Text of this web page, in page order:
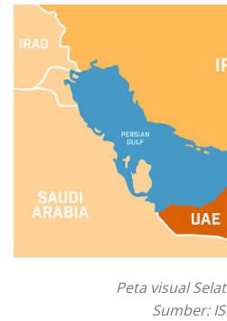
Peta visual
Sumber: